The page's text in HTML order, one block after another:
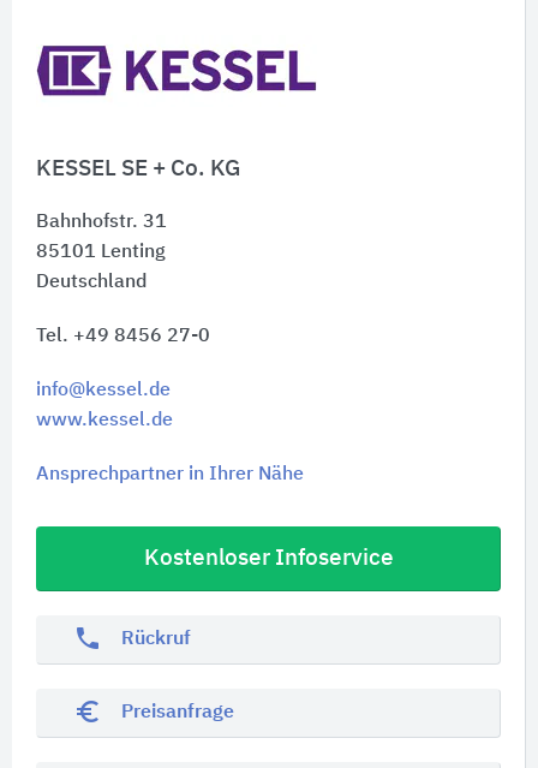
KESSEL SE + Co. KG
Bahnhofstr. 31
85101 Lenting
Deutschland
Tel. +49 8456 27-0
info@kessel.de
www.kessel.de
Ansprechpartner in Ihrer Nähe
Kostenloser Infoservice
phone Rückruf
euro_symbol Preisanfrage